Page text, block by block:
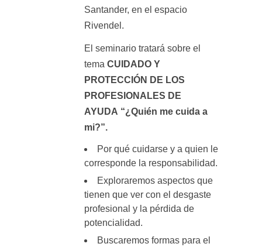
Santander, en el espacio
Rivendel.
El seminario tratará sobre el
tema CUIDADO Y
PROTECCIÓN DE LOS
PROFESIONALES DE
AYUDA “¿Quién me cuida a
mi?”.
Por qué cuidarse y a quien le
corresponde la responsabilidad.
Exploraremos aspectos que
tienen que ver con el desgaste
profesional y la pérdida de
potencialidad.
Buscaremos formas para el